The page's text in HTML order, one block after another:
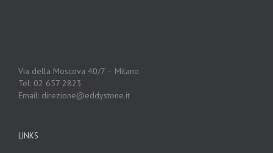
Via della Moscova 40/7 – Milano
Tel: 02 657 2823
Email: direzione@eddystone.it
LINKS